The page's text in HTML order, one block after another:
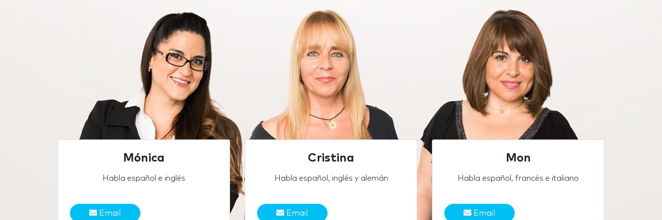
Mónica
Habla español e inglés
Email
Cristina
Habla español, inglés y alemán
Email
Mon
Habla español, francés e italiano
Email